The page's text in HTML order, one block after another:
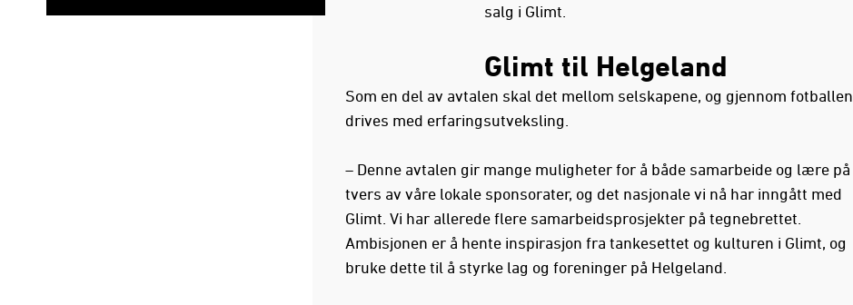
salg i Glimt.
Glimt til Helgeland
Som en del av avtalen skal det mellom selskapene, og gjennom fotballen
drives med erfaringsutveksling.
– Denne avtalen gir mange muligheter for å både samarbeide og lære på
tvers av våre lokale sponsorater, og det nasjonale vi nå har inngått med
Glimt. Vi har allerede flere samarbeidsprosjekter på tegnebrettet.
Ambisjonen er å hente inspirasjon fra tankesettet og kulturen i Glimt, og
bruke dette til å styrke lag og foreninger på Helgeland.